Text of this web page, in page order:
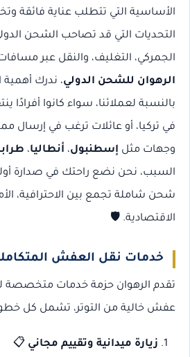
الأساسية التي تتطلب عناية فائقة
التحديات التي قد تصاحب الشحن
الجمركي، التغليف، والنقل عبر
الرهوان للشحن الدولي، ندرك
بالنسبة لعملائنا، سواء كانوا أفرادًا
في تركيا، أو عائلات ترغب في إرسال
وجهات مثل إسطنبول، أنطاليا،
السبب، نحن نضع راحتك في صدارة
شحن شاملة تجمع بين الاحترافية،
الاقتصادية. 🛡️
خدمات نقل العفش
تقدم الرهوان حزمة خدمات متخصصة
عفش خالية من التوتر، تشمل كل
زيارة ميدانية وتقييم مجاني 📋